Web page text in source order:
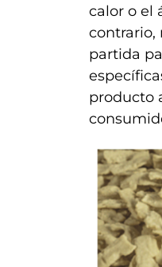
calor o el
contrario,
partida
producto